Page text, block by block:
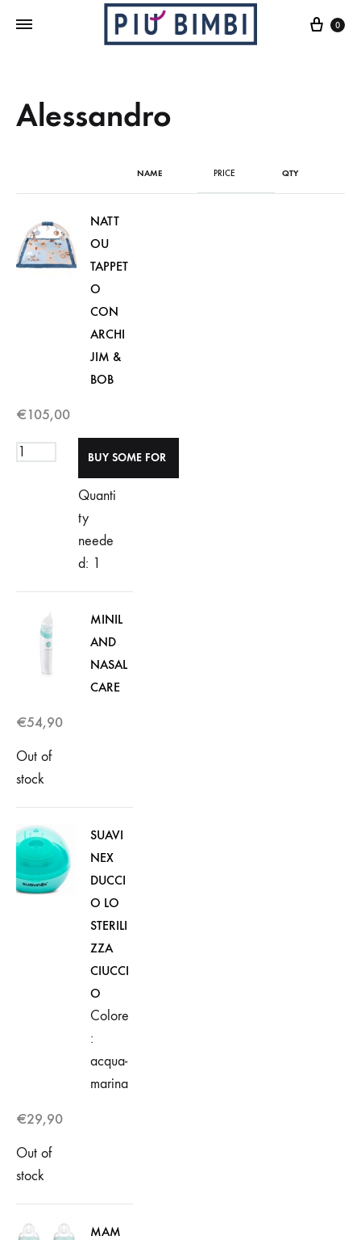
Cart
0
Alessandro
NAME PRICE QTY
NATT
OU
TAPPET
O
CON
ARCHI
JIM &
BOB
€105,00
Quanti
ty
neede
d: 1
MINIL
AND
NASAL
CARE
€54,90
Out of
stock
SUAVI
NEX
DUCCI
O LO
STERILI
ZZA
CIUCCI
O
Colore
:
acqua-
marina
€29,90
Out of
stock
MAM